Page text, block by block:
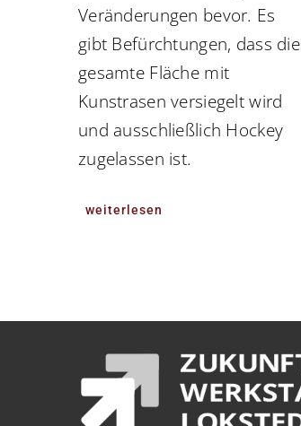
Veränderungen bevor. Es
gibt Befürchtungen, dass die
gesamte Fläche mit
Kunstrasen versiegelt wird
und ausschließlich Hockey
zugelassen ist.
weiterlesen